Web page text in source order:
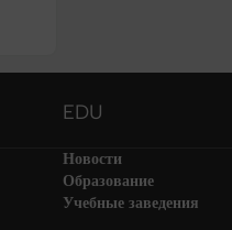
EDU
Новости
Образование
Учебные заведения